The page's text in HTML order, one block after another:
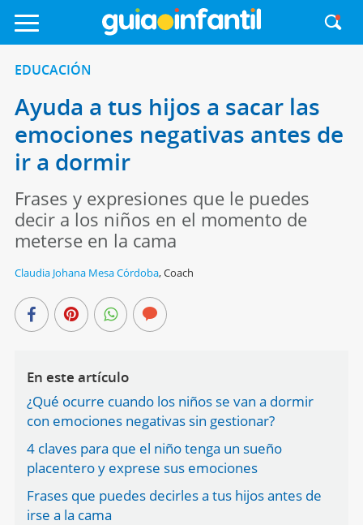
EDUCACIÓN
Ayuda a tus hijos a sacar las
emociones negativas antes de
ir a dormir
Frases y expresiones que le puedes
decir a los niños en el momento de
meterse en la cama
Claudia Johana Mesa Córdoba,Coach
En este artículo
¿Qué ocurre cuando los niños se van a dormir
con emociones negativas sin gestionar?
4 claves para que el niño tenga un sueño
placentero y exprese sus emociones
Frases que puedes decirles a tus hijos antes de
irse a la cama